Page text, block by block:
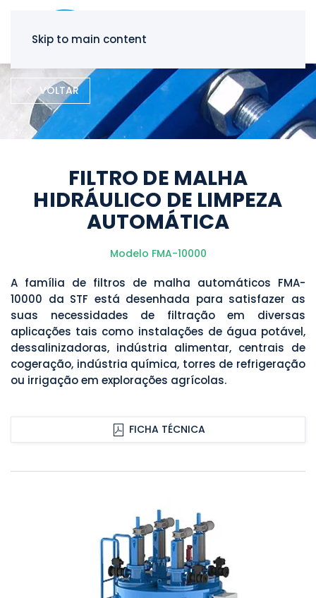
Skip to main content
VOLTAR
FILTRO DE MALHA
HIDRÁULICO DE LIMPEZA
AUTOMÁTICA
Modelo FMA-10000
A família de filtros de malha automáticos FMA-
10000 da STF está desenhada para satisfazer as
suas necessidades de filtração em diversas
aplicações tais como instalações de água potável,
dessalinizadoras, indústria alimentar, centrais de
cogeração, indústria química, torres de refrigeração
ou irrigação em explorações agrícolas.
FICHA TÉCNICA